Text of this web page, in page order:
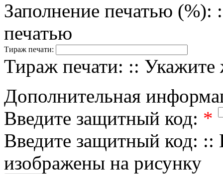
Заполнение печатью (%):
печатью
Тираж печати:
Тираж печати: ::
Дополнительная
Введите защитный код: *
Введите защитный код: ::
изображены на рисунку